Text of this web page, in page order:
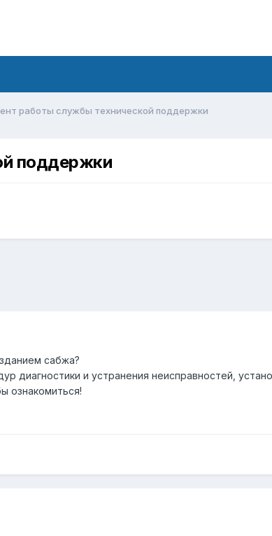
работы службы технической поддержки
поддержки
сабжа?
диагностики и устранения неисправностей,
ознакомиться!